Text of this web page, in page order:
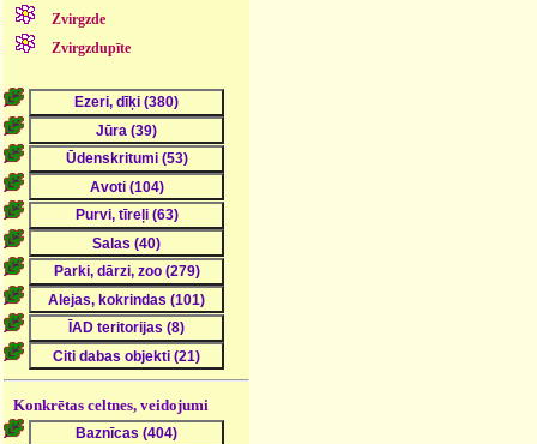
Zvirgzde
Zvirgzdupīte
Konkrētas celtnes, veidojumi